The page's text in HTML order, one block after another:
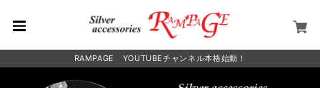
RAMPAGE YOUTUBEチャンネル本格始動！